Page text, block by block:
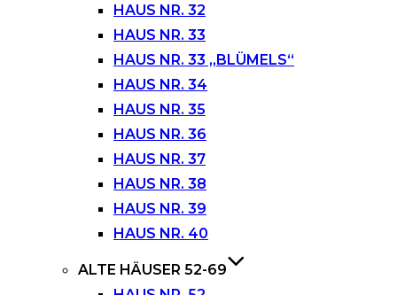
HAUS NR. 32
HAUS NR. 33
HAUS NR. 33 „BLÜMELS“
HAUS NR. 34
HAUS NR. 35
HAUS NR. 36
HAUS NR. 37
HAUS NR. 38
HAUS NR. 39
HAUS NR. 40
ALTE HÄUSER 52-69